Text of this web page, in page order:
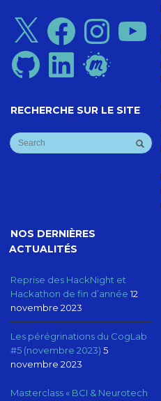
X FacebookInstagram
GitHub LinkedIn Meetup
RECHERCHE SUR LE SITE
NOS DERNIÈRES
ACTUALITÉS
Reprise des HackNight et
Hackathon de fin d’année 12
novembre 2023
Les pérégrinations du CogLab
#5 (novembre 2023) 5
novembre 2023
Masterclass « BCI & Neurotech